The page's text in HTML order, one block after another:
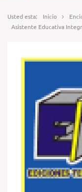
Usted esta: Inicio
Asistente Educativa